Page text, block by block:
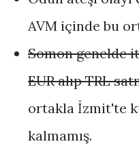
AVM içinde bu
Somon genelde
EUR alıp TRL
ortakla İzmit'te
kalmamış.